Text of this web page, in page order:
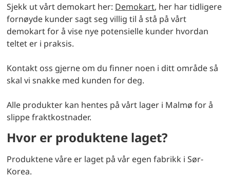
Sjekk ut vårt demokart her: Demokart, her har tidligere
fornøyde kunder sagt seg villig til å stå på vårt
demokart for å vise nye potensielle kunder hvordan
teltet er i praksis.
Kontakt oss gjerne om du finner noen i ditt område så
skal vi snakke med kunden for deg.
Alle produkter kan hentes på vårt lager i Malmø for å
slippe fraktkostnader.
Hvor er produktene laget?
Produktene våre er laget på vår egen fabrikk i Sør-
Korea.